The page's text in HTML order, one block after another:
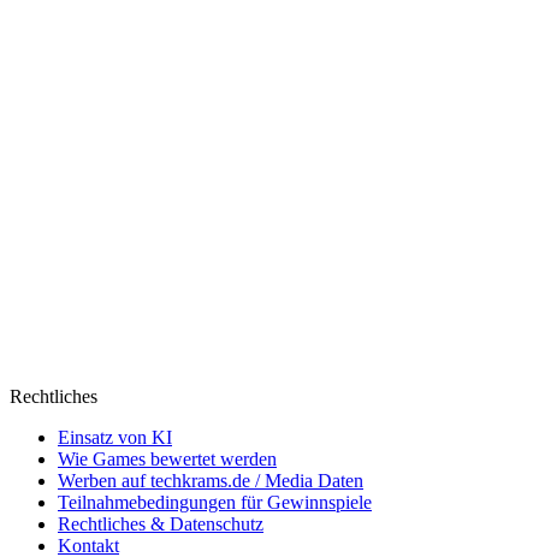
Rechtliches
Einsatz von KI
Wie Games bewertet werden
Werben auf techkrams.de / Media Daten
Teilnahmebedingungen für Gewinnspiele
Rechtliches & Datenschutz
Kontakt